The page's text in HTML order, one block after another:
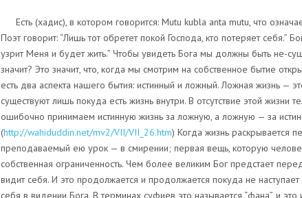
Есть (хадис), в котором говорится: Mutu kubla anta mutu, что
Поэт говорит: “Лишь тот обретет покой Господа, кто потеряет себя.”
узрит Меня и будет жить.” Чтобы увидеть Бога мы должны быть не-
значит? Это значит, что, когда мы смотрим на собственное бытие
есть два аспекта нашего бытия: истинный и ложный. Ложная жизнь —
существуют лишь покуда есть жизнь внутри. В отсутствие этой жизни
ошибочно принимаем истинную жизнь за ложную, а ложную — за
(http://wahiduddin.net/mv2/VII/VII_26.htm) Когда жизнь раскрывается
преподаваемый ею урок — в смирении; первая вещь, которую
собственная ограниченность. Чем более великим Бог предстает
видит себя. И это продолжается и продолжается покуда не
себя в видении Бога. В терминах суфиев это называется “фана”, и это